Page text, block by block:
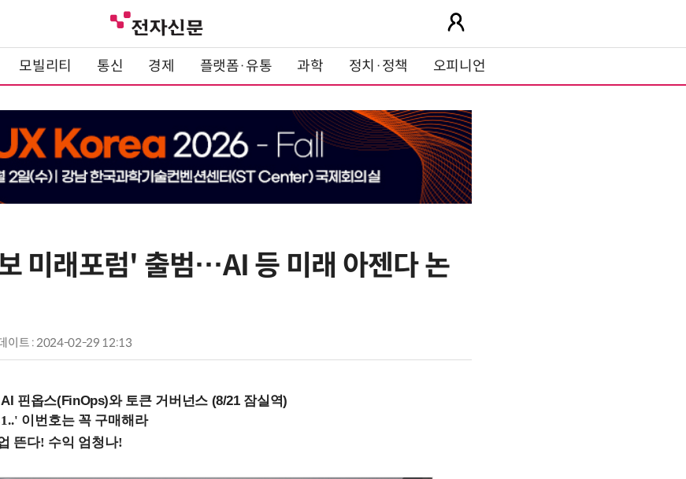
모빌리티 통신 경제 플랫폼·유통 과학 정치·정책 오피니언
미래포럼' 출범…AI 등 미래 아젠다 논
이트 : 2024-02-29 12:13
핀옵스(FinOps)와 토큰 거버넌스 (8/21 잠실역)